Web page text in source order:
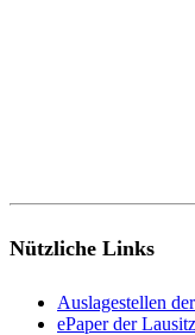
Nützliche Links
Auslagestellen
ePaper der